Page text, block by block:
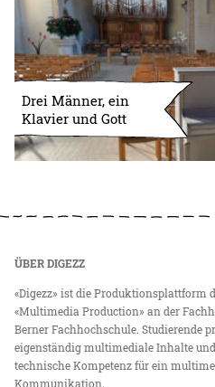
Drei Männer, ein
Klavier und Gott
ÜBER DIGEZZ
«Digezz» ist die Produktionsplattform
«Multimedia Production» an der
Berner Fachhochschule. Studierende
eigenständig multimediale Inhalte
technische Kompetenz für ein
Kommunikation.